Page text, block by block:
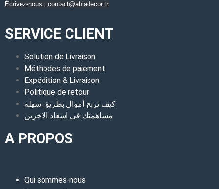
Écrivez-nous : contact@ahladecor.tn
SERVICE CLIENT
Solution de Livraison
Méthodes de paiement
Expédition & Livraison
Politique de retour
كيف تربح أموال بطريق سهلة
مساهمتك في اسعاد الاخرين
A PROPOS
Qui sommes-nous